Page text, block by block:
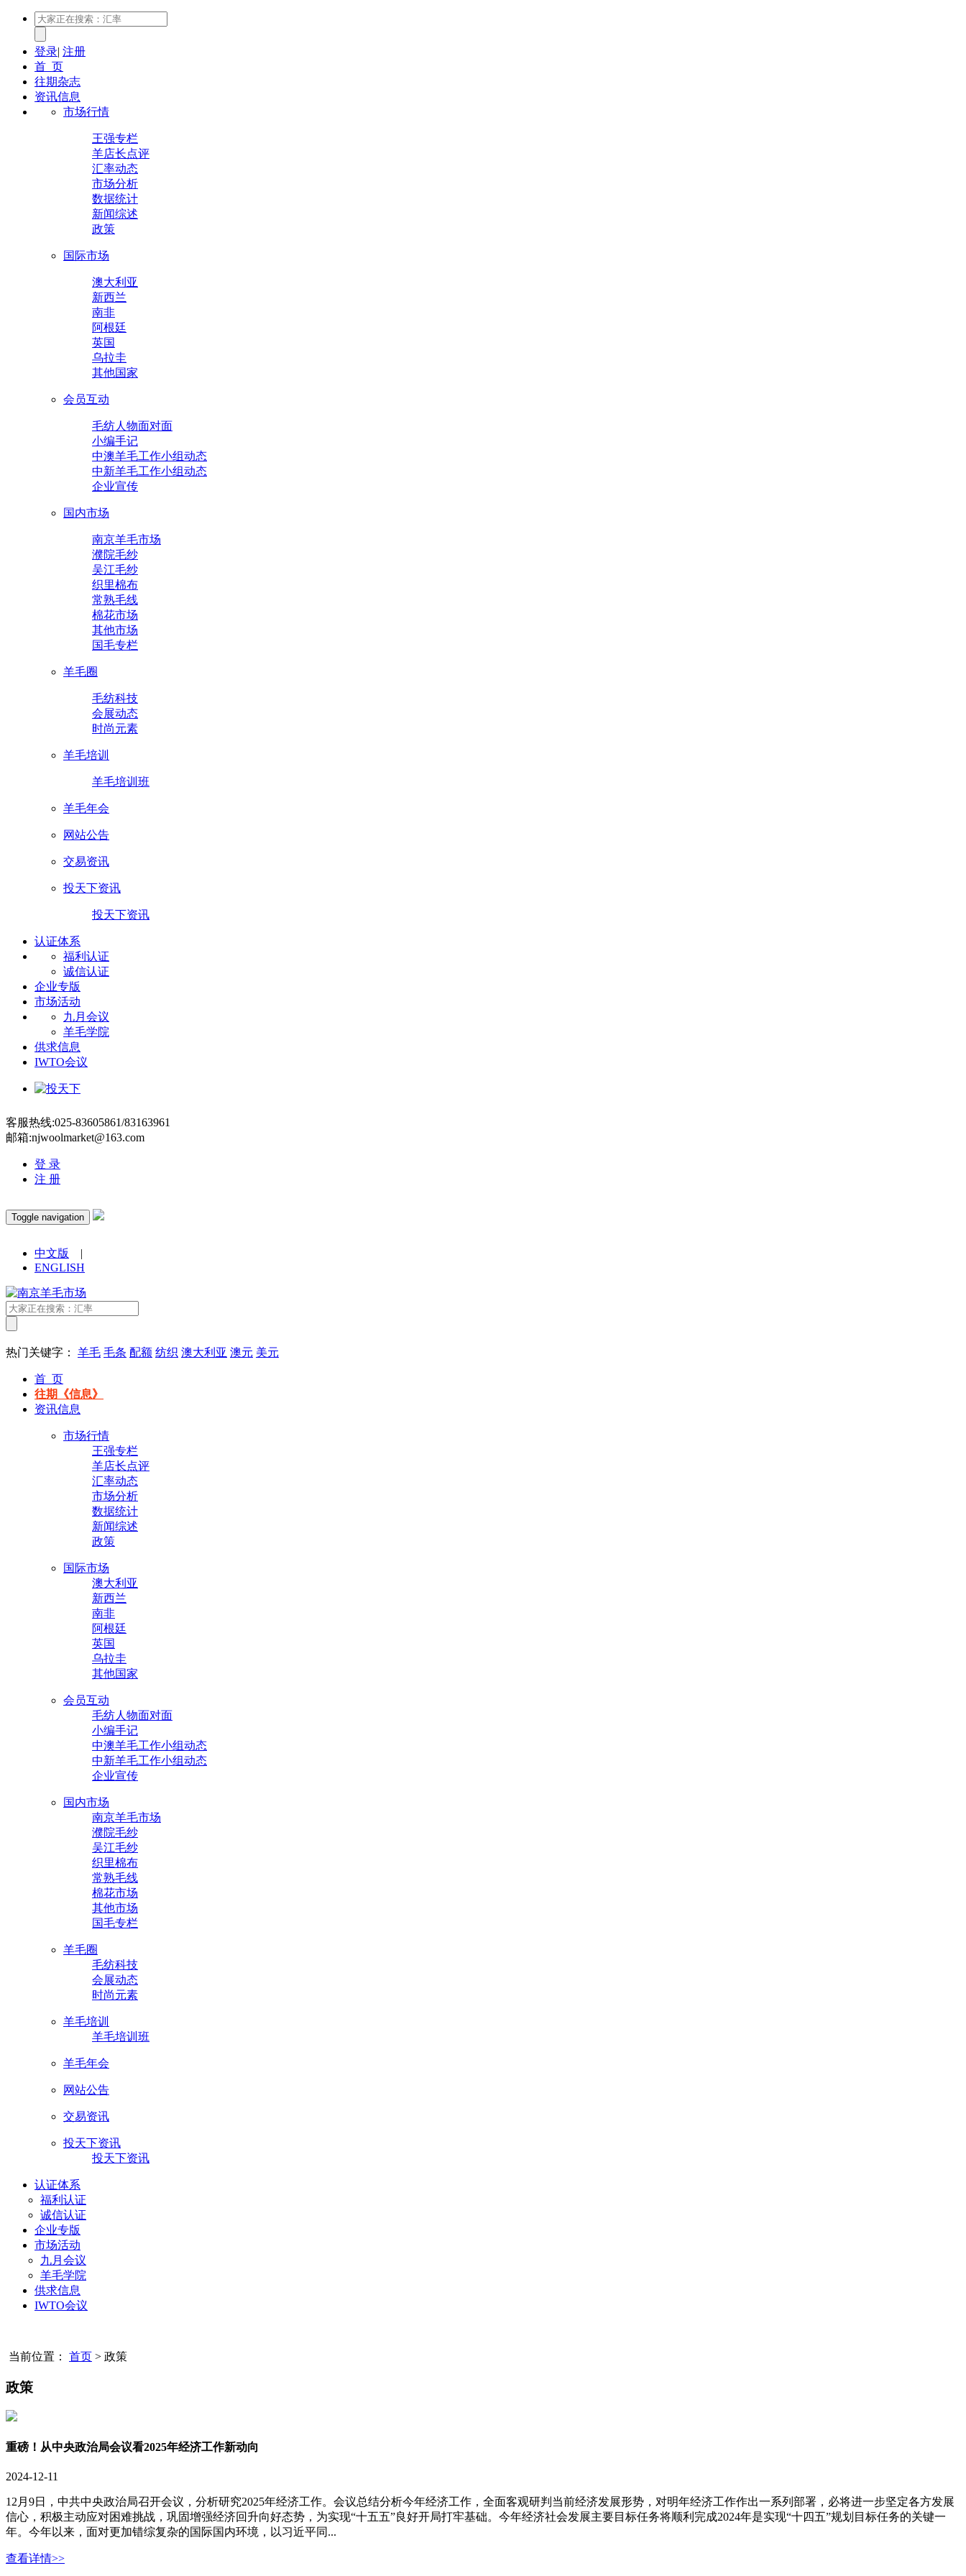
登录| 注册
首 页
往期杂志
资讯信息
市场行情
王强专栏
羊店长点评
汇率动态
市场分析
数据统计
新闻综述
政策
国际市场
澳大利亚
新西兰
南非
阿根廷
英国
乌拉圭
其他国家
会员互动
毛纺人物面对面
小编手记
中澳羊毛工作小组动态
中新羊毛工作小组动态
企业宣传
国内市场
南京羊毛市场
濮院毛纱
吴江毛纱
织里棉布
常熟毛线
棉花市场
其他市场
国毛专栏
羊毛圈
毛纺科技
会展动态
时尚元素
羊毛培训
羊毛培训班
羊毛年会
网站公告
交易资讯
投天下资讯
投天下资讯
认证体系
福利认证
诚信认证
企业专版
市场活动
九月会议
羊毛学院
供求信息
IWTO会议
客服热线:025-83605861/83163961
邮箱:njwoolmarket@163.com
登 录
注 册
Toggle navigation
中文版
|
ENGLISH
热门关键字： 羊毛 毛条 配额 纺织 澳大利亚 澳元 美元
首 页
往期《信息》
资讯信息
市场行情
王强专栏
羊店长点评
汇率动态
市场分析
数据统计
新闻综述
政策
国际市场
澳大利亚
新西兰
南非
阿根廷
英国
乌拉圭
其他国家
会员互动
毛纺人物面对面
小编手记
中澳羊毛工作小组动态
中新羊毛工作小组动态
企业宣传
国内市场
南京羊毛市场
濮院毛纱
吴江毛纱
织里棉布
常熟毛线
棉花市场
其他市场
国毛专栏
羊毛圈
毛纺科技
会展动态
时尚元素
羊毛培训
羊毛培训班
羊毛年会
网站公告
交易资讯
投天下资讯
投天下资讯
认证体系
福利认证
诚信认证
企业专版
市场活动
九月会议
羊毛学院
供求信息
IWTO会议
当前位置： 首页 > 政策
政策
重磅！从中央政治局会议看2025年经济工作新动向
2024-12-11
12月9日，中共中央政治局召开会议，分析研究2025年经济工作。会议总结分析今年经济工作，全面客观研判当前经济发展形势，对明年经济工作作出一系列部署，必将进一步坚定各方发展
信心，积极主动应对困难挑战，巩固增强经济回升向好态势，为实现“十五五”良好开局打牢基础。今年经济社会发展主要目标任务将顺利完成2024年是实现“十四五”规划目标任务的关键一
年。今年以来，面对更加错综复杂的国际国内环境，以习近平同...
查看详情>>